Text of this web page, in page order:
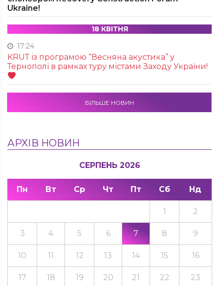
Ukraine!
18 КВІТНЯ
17:24
KRUТ із програмою “Весняна акустика” у
Тернополі в рамках туру містами Заходу України!
БІЛЬШЕ НОВИН
АРХІВ НОВИН
СЕРПЕНЬ 2026
Пн Вт Ср Чт Пт Сб Нд
1 2
3 4 5 6 7 8 9
10 11 12 13 14 15 16
17 18 19 20 21 22 23